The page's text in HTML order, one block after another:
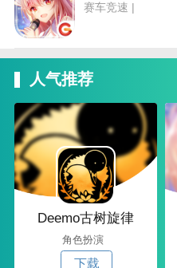
赛车竞速 |
人气推荐
Deemo古树旋律
角色扮演
下载